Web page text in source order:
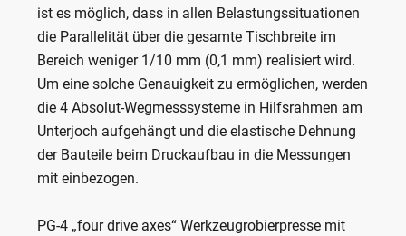
ist es möglich, dass in allen Belastungssituationen
die Parallelität über die gesamte Tischbreite im
Bereich weniger 1/10 mm (0,1 mm) realisiert wird.
Um eine solche Genauigkeit zu ermöglichen, werden
die 4 Absolut-Wegmesssysteme in Hilfsrahmen am
Unterjoch aufgehängt und die elastische Dehnung
der Bauteile beim Druckaufbau in die Messungen
mit einbezogen.
PG-4 „four drive axes“ Werkzeugrobierpresse mit